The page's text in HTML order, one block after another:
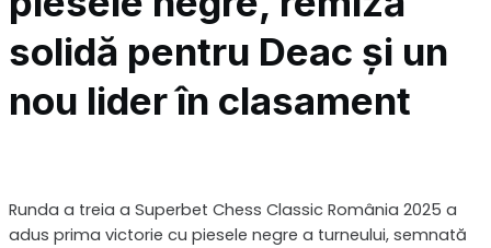
solidă pentru Deac și un
nou lider în clasament
Runda a treia a Superbet Chess Classic România 2025 a
adus prima victorie cu piesele negre a turneului, semnată